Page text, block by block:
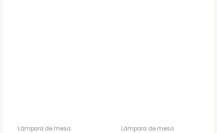
Lámpara de mesa Lámpara de mesa